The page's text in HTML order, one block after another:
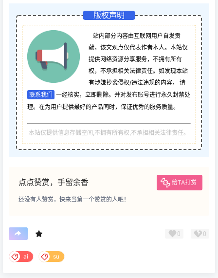
版权声明
站内部分内容由互联网用户自发贡
献，该文观点仅代表作者本人。本站仅
提供网络资源分享服务，不拥有所有
权，不承担相关法律责任。如发现本站
有涉嫌抄袭侵权/违法违规的内容， 请
联系我们
一经核实，立即删除。并对发布账号进行永久封禁处
理。在为用户提供最好的产品同时，保证优秀的服务质量。
本站仅提供信息存储空间,不拥有所有权,不承担相关法律责任。
点点赞赏，手留余香 给TA打赏
还没有人赞赏，快来当第一个赞赏的人吧！
0 0
ai su